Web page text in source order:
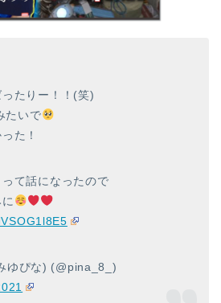
たりー！！(笑)
たいで
た！
て話になったので
ゆぴな) (@pina_8_)